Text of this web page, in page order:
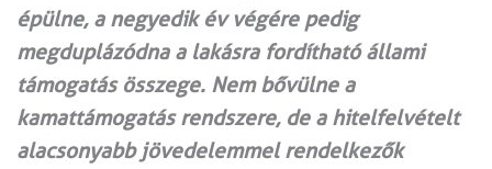
épülne, a negyedik év végére pedig
megduplázódna a lakásra fordítható állami
támogatás összege. Nem bővülne a
kamattámogatás rendszere, de a hitelfelvételt
alacsonyabb jövedelemmel rendelkezők